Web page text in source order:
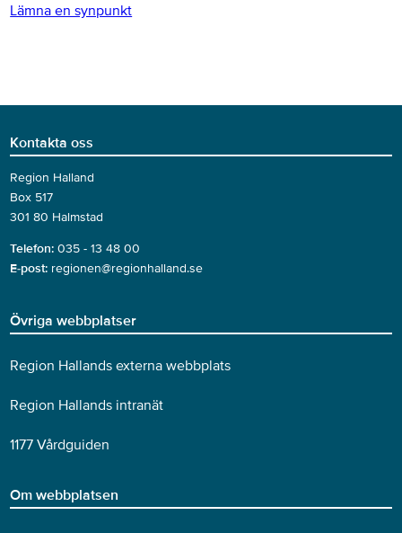
Lämna en synpunkt
Kontakta oss
Region Halland
Box 517
301 80 Halmstad
Telefon: 035 - 13 48 00
E-post: regionen@regionhalland.se
Övriga webbplatser
Region Hallands externa webbplats
Region Hallands intranät
1177 Vårdguiden
Om webbplatsen